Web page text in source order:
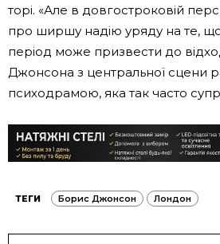
торі. «Але в довгостроковій
про ширшу надію уряду на те,
період може призвести до
Джонсона з центральної сцени
психодрамою, яка так часто
ТЕГИ Борис Джонсон Лондон